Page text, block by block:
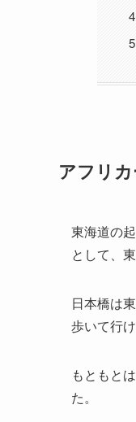
アフリカ
東海道の
として、
日本橋は
歩いて行
もともと
た。